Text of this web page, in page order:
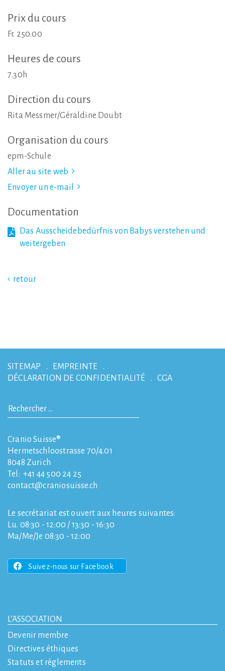
Prix du cours
Fr. 250.00
Heures de cours
7.30h
Direction du cours
Rita Messmer/Géraldine Doubt
Organisation du cours
epm-Schule
Aller au site web
Envoyer un e-mail
Documentation
Das Ausscheidebedürfnis von Babys verstehen und
weitergeben
retour
SITEMAP
EMPREINTE
DÉCLARATION DE CONFIDENTIALITÉ
CGA
Cranio Suisse®
Hermetschloostrasse 70/4.01
8048 Zurich
Tel: +41 44 500 24 25
contact
craniosuisse.ch
Le secrétariat est ouvert aux heures suivantes:
Lu. 08:30 - 12:00 / 13:30 - 16:30
Ma/Me/Je 08:30 - 12:00
Suivez-nous sur Facebook
L’ASSOCIATION
Devenir membre
Directives éthiques
Statuts et règlements